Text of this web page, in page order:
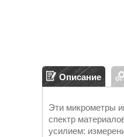
Описание
Эти микрометры
спектр
усилием: